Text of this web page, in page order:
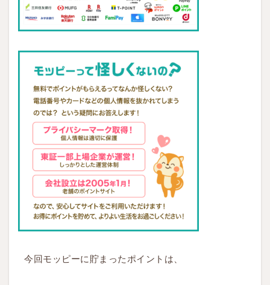
今回モッピーに貯まったポイントは、